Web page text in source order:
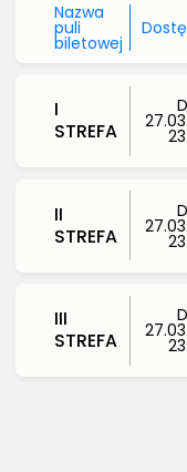
Nazwa
puli
biletowej
I
STREFA
II
STREFA
III
STREFA